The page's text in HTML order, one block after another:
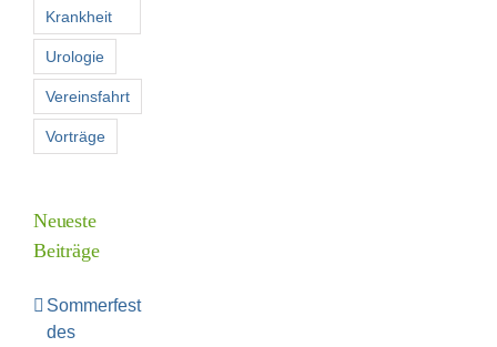
Krankheit
Urologie
Vereinsfahrt
Vorträge
Neueste
Beiträge
Sommerfest
des